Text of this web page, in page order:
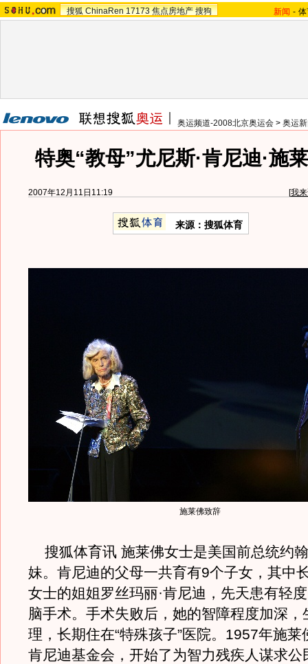
搜狐 ChinaRen 17173 焦点房地产 搜狗 新闻 -
奥运频道-2008北京奥运会 > 奥运
特奥“教母”尤尼斯·肯尼迪·施
2007年12月11日11:19 [我
来源：搜狐体育
施莱佛致辞
搜狐体育讯 施莱佛女士是美国前总统约
妹。肯尼迪的父母一共育有9个子女，其中
女士的姐姐罗丝玛丽·肯尼迪，先天患有轻
脑手术。手术失败后，她的智障程度加深，
理，长期住在“特殊孩子”医院。1957年施莱
肯尼迪基金会，开始了为智力残疾人谋求公